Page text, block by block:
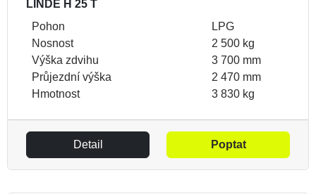
LINDE H 25 T
Pohon
LPG
Nosnost
2 500 kg
Výška zdvihu
3 700 mm
Průjezdní výška
2 470 mm
Hmotnost
3 830 kg
Detail Poptat